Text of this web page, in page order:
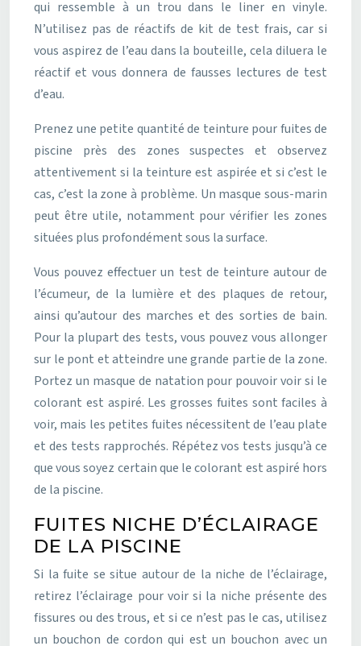
qui ressemble à un trou dans le liner en vinyle.
N’utilisez pas de réactifs de kit de test frais, car si
vous aspirez de l’eau dans la bouteille, cela diluera le
réactif et vous donnera de fausses lectures de test
d’eau.
Prenez une petite quantité de teinture pour fuites de
piscine près des zones suspectes et observez
attentivement si la teinture est aspirée et si c’est le
cas, c’est la zone à problème. Un masque sous-marin
peut être utile, notamment pour vérifier les zones
situées plus profondément sous la surface.
Vous pouvez effectuer un test de teinture autour de
l’écumeur, de la lumière et des plaques de retour,
ainsi qu’autour des marches et des sorties de bain.
Pour la plupart des tests, vous pouvez vous allonger
sur le pont et atteindre une grande partie de la zone.
Portez un masque de natation pour pouvoir voir si le
colorant est aspiré. Les grosses fuites sont faciles à
voir, mais les petites fuites nécessitent de l’eau plate
et des tests rapprochés. Répétez vos tests jusqu’à ce
que vous soyez certain que le colorant est aspiré hors
de la piscine.
FUITES NICHE D’ÉCLAIRAGE
DE LA PISCINE
Si la fuite se situe autour de la niche de l’éclairage,
retirez l’éclairage pour voir si la niche présente des
fissures ou des trous, et si ce n’est pas le cas, utilisez
un bouchon de cordon qui est un bouchon avec un